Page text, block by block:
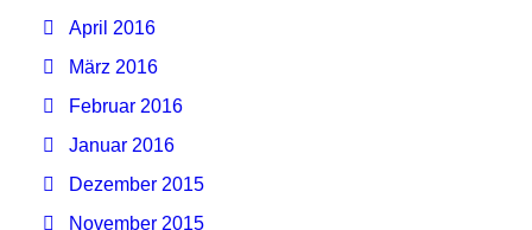
April 2016
März 2016
Februar 2016
Januar 2016
Dezember 2015
November 2015